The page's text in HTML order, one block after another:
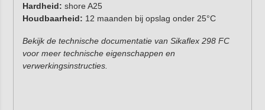
Hardheid: shore A25
Houdbaarheid: 12 maanden bij opslag onder 25°C
Bekijk de technische documentatie van Sikaflex 298 FC
voor meer technische eigenschappen en
verwerkingsinstructies.